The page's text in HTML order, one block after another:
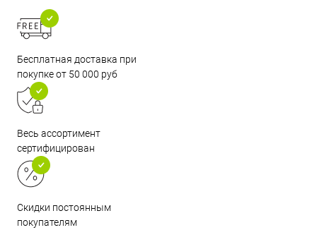
Бесплатная доставка при
покупке от 50 000 руб
Весь ассортимент
сертифицирован
Скидки постоянным
покупателям